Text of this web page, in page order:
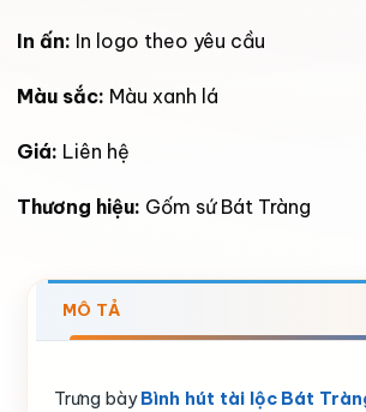
In ấn: In logo theo yêu cầu
Màu sắc: Màu xanh lá
Giá: Liên hệ
Thương hiệu: Gốm sứ Bát Tràng
MÔ TẢ
Trưng bàyBình hút tài lộc Bát